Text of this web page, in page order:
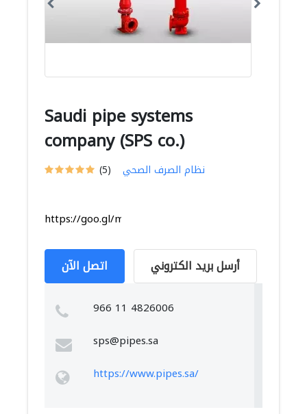
Saudi pipe systems
company (SPS co.)
(5) نظام الصرف الصحي
https://goo.gl/maps/pjUgor7oVa4n7BNN9
اتصل الآن أرسل بريد الكتروني
966 11 4826006
sps@pipes.sa
https://www.pipes.sa/